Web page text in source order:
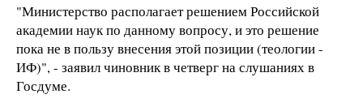
"Министерство располагает решением Российской
академии наук по данному вопросу, и это решение
пока не в пользу внесения этой позиции (теологии -
ИФ)", - заявил чиновник в четверг на слушаниях в
Госдуме.